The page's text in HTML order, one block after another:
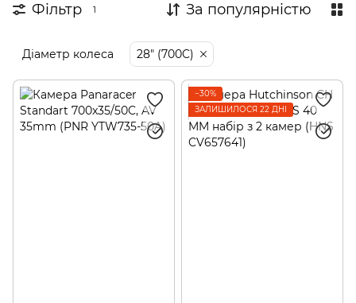
Фільтр 1 За популярністю
Діаметр колеса 28" (700C)
−30%
ЗАЛИШИЛОСЯ 22 ДНІ